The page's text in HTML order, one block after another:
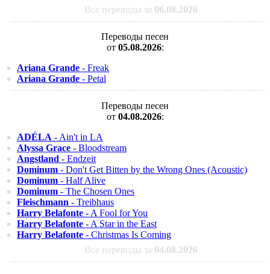
Все переводы за 06.08.2026
Переводы песен
от 05.08.2026:
Ariana Grande - Freak
Ariana Grande - Petal
Переводы песен
от 04.08.2026:
ADÉLA - Ain't in LA
Alyssa Grace - Bloodstream
Angstland - Endzeit
Dominum - Don't Get Bitten by the Wrong Ones (Acoustic)
Dominum - Half Alive
Dominum - The Chosen Ones
Fleischmann - Treibhaus
Harry Belafonte - A Fool for You
Harry Belafonte - A Star in the East
Harry Belafonte - Christmas Is Coming
Все переводы за 04.08.2026